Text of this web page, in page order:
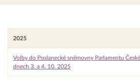
2025
Volby do Poslanecké sněmovny Parlamentu
dnech 3. a 4. 10. 2025